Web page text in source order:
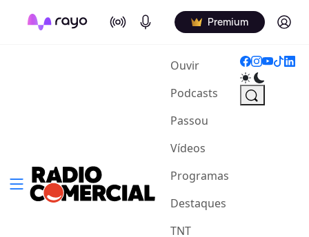
On Air Podcasts Premium Log in
Ouvir(current)
Podcasts
Passou
Vídeos
Programas
Destaques
TNT